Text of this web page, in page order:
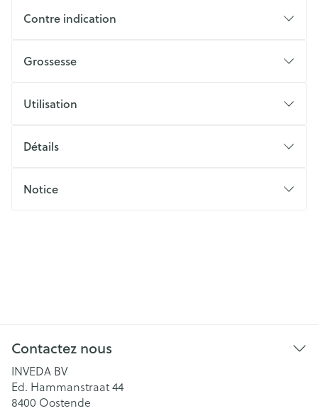
Contre indication
Grossesse
Utilisation
Détails
Notice
Contactez nous
INVEDA BV
Ed. Hammanstraat 44
8400 Oostende